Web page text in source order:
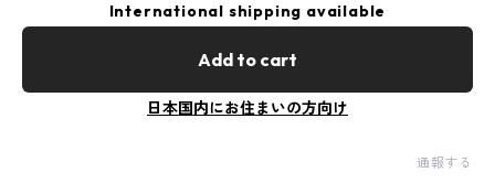
International shipping available
Add to cart
日本国内にお住まいの方向け
通報する